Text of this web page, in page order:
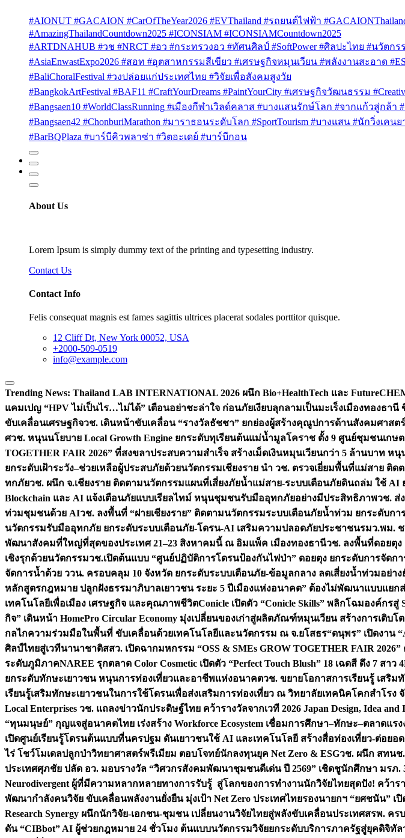
#AIONUT #GACAION #CarOfTheYear2026 #EVThailand #รถยนต์ไฟฟ้า
#AmazingThailandCountdown2025 #ICONSIAM #ICONSIAMCountdown2025
#ARTDNAHUB #วช #NRCT #อว #กระทรวงอว #ทัศนศิลป์ #SoftPower #ศิลปะไทย #นวัตก
#AsiaEnwastExpo2026 #สอท #อุตสาหกรรมสีเขียว #เศรษฐกิจหมุนเวียน #พลังงานสะอาด
#BaliChoralFestival #วงปล่อยแก่ประเทศไทย #วิจัยเพื่อสังคมสูงวัย
#BangkokArtFestival #BAF11 #CraftYourDreams #PaintYourCity #เศรษฐกิจวัฒนธรรม
#Bangsaen10 #WorldClassRunning #เมืองกีฬาเวิลด์คลาส #บางแสนรักษ์โลก #จากแก้วสู่กล้า
#Bangsaen42 #ChonburiMarathon #มาราธอนระดับโลก #SportTourism #บางแสน #นักวิ่งเ
#BarBQPlaza #บาร์บีคิวพลาซ่า #วิตอะเดย์ #บาร์บีกอน
About Us
Lorem Ipsum is simply dummy text of the printing and typesetting industry.
Contact Us
Contact Info
Felis consequat magnis est fames sagittis ultrices placerat sodales porttitor quisque.
12 Cliff Dt, New York 00052, USA
+2000-509-0519
info@example.com
Trending News: Thailand LAB INTERNATIONAL 2026 ผนึก Bio+HealthTech และ
แคมเปญ “HPV ไม่เป็นไร…ไม่ได้” เตือนอย่าชะล่าใจ ก่อนภัยเงียบลุกลามเป็นมะเร็งเมืองทองธานี
ขับเคลื่อนเศรษฐกิจวช. เดินหน้าขับเคลื่อน “รางวัลธัชชา” ยกย่องผู้สร้างคุณูปการด้านสังคมศาส
ศวช. หนุนนโยบาย Local Growth Engine ยกระดับทุเรียนต้นแม่น้ำมูลโคราช ตั้ง 9 ศูนย์ชุมชนเก
TOGETHER FAIR 2026” ที่สงขลาประสบความสำเร็จ สร้างเม็ดเงินหมุนเวียนกว่า 5 ล้านบาท หนุ
ยกระดับเฝ้าระวัง–ช่วยเหลือผู้ประสบภัยด้วยนวัตกรรมเชียงราย นำ วช. ตรวจเยี่ยมพื้นที่แม่สาย ติ
ทกภัยวช. ผนึก จ.เชียงราย ติดตามนวัตกรรมแผนที่เสี่ยงภัยน้ำแม่สาย-ระบบเตือนภัยดินถล่ม ใช้
Blockchain และ AI แจ้งเตือนภัยแบบเรียลไทม์ หนุนชุมชนรับมืออุทกภัยอย่างมีประสิทธิภาพวช. ส่
ท่วมชุมชนด้วย AIวช. ลงพื้นที่ “ฝายเชียงราย” ติดตามนวัตกรรมระบบเตือนภัยน้ำท่วม ยกระดับ
นวัตกรรมรับมืออุทกภัย ยกระดับระบบเตือนภัย-โดรน-AI เสริมความปลอดภัยประชาชนรมว.พม. ช
พัฒนาสังคมที่ใหญ่ที่สุดของประเทศ 21–23 สิงหาคมนี้ ณ อิมแพ็ค เมืองทองธานีวช. ลงพื้นที่ดอยตุง
เชิงรุกด้วยนวัตกรรมวช.เปิดต้นแบบ “ศูนย์ปฏิบัติการโดรนป้องกันไฟป่า” ดอยตุง ยกระดับการจัดก
จัดการน้ำด้วย ววน. ครอบคลุม 10 จังหวัด ยกระดับระบบเตือนภัย-ข้อมูลกลาง ลดเสี่ยงน้ำท่วมอย่าง
หลักสูตรกฎหมาย ปลูกฝังธรรมาภิบาลเยาวชน ระยะ 5 ปีเมืองแห่งอนาคต” ต้องไม่พัฒนาแบบแยก
เทคโนโลยีเพื่อเมือง เศรษฐกิจ และคุณภาพชีวิตConicle เปิดตัว “Conicle Skills” พลิกโฉมองค์กร
กิจ” เดินหน้า HomePro Circular Economy มุ่งเปลี่ยนของเก่าสู่ผลิตภัณฑ์หมุนเวียน สร้างการเติบโ
กลไกความร่วมมือในพื้นที่ ขับเคลื่อนด้วยเทคโนโลยีและนวัตกรรม ณ จ.ยโสธร“ดนุพร” เปิดงาน
ศิลป์ไทยสู่เวทีนานาชาติสสว. เปิดฉากมหกรรม “OSS & SMEs GROW TOGETHER FAIR
ระดับภูมิภาคNAREE รุกตลาด Color Cosmetic เปิดตัว “Perfect Touch Blush” 18 เฉดสี ดึง 7 สา
ยกระดับทักษะเยาวชน หนุนการท่องเที่ยวและอาชีพแห่งอนาคตวช. ขยายโอกาสการเรียนรู้ เสริม
เรียนรู้เสริมทักษะเยาวชนในการใช้โดรนเพื่อส่งเสริมการท่องเที่ยว ณ วิทยาลัยเทคนิคโคกสำโรง
Local Enterprises วช. แถลงข่าวนักประดิษฐ์ไทย คว้ารางวัลจากเวที 2026 Japan Design, Idea
“ทุนมนุษย์” กุญแจสู่อนาคตไทย เร่งสร้าง Workforce Ecosystem เชื่อมการศึกษา–ทักษะ–ตลาดแรง
เปิดศูนย์เรียนรู้โดรนต้นแบบที่นครปฐม ดันเยาวชนใช้ AI และเทคโนโลยี สร้างสื่อท่องเที่ยว-ต่อยอ
ไร่ โชว์โมเดลปลูกป่าวิทยาศาสตร์พรีเมียม ตอบโจทย์นักลงทุนยุค Net Zero & ESGวช. ผนึก สทนช
ประเทศศุภชัย ปลัด อว. มอบรางวัล “วิศวกรสังคมพัฒนาชุมชนดีเด่น ปี 2569” เชิดชูนักศึกษา มร
Neurodivergent ผู้ที่มีความหลากหลายทางการรับรู้ สู่โลกของการทำงานนักวิจัยไทยสุดปัง! คว้าร
พัฒนากำลังคนวิจัย ขับเคลื่อนพลังงานยั่งยืน มุ่งเป้า Net Zero ประเทศไทยรองนายกฯ “ยศชนัน” เปิ
Research Synergy ผนึกนักวิจัย-เอกชน-ชุมชน เปลี่ยนงานวิจัยไทยสู่พลังขับเคลื่อนประเทศสรพ. คร
ดัน “CIBbot” AI ผู้ช่วยกฎหมาย 24 ชั่วโมง ต้นแบบนวัตกรรมวิจัยยกระดับบริการภาครัฐสู่ยุคดิจิทัล